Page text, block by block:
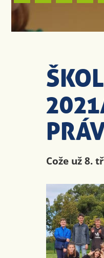
Cože už 8.